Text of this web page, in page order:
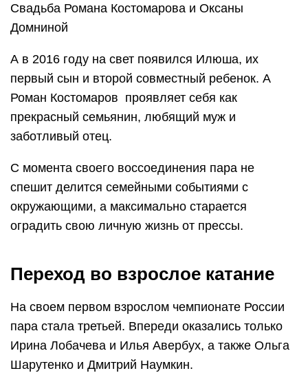
Свадьба Романа Костомарова и Оксаны
Домниной
А в 2016 году на свет появился Илюша, их
первый сын и второй совместный ребенок. А
Роман Костомаров проявляет себя как
прекрасный семьянин, любящий муж и
заботливый отец.
С момента своего воссоединения пара не
спешит делится семейными событиями с
окружающими, а максимально старается
оградить свою личную жизнь от прессы.
Переход во взрослое катание
На своем первом взрослом чемпионате России
пара стала третьей. Впереди оказались только
Ирина Лобачева и Илья Авербух, а также Ольга
Шарутенко и Дмитрий Наумкин.